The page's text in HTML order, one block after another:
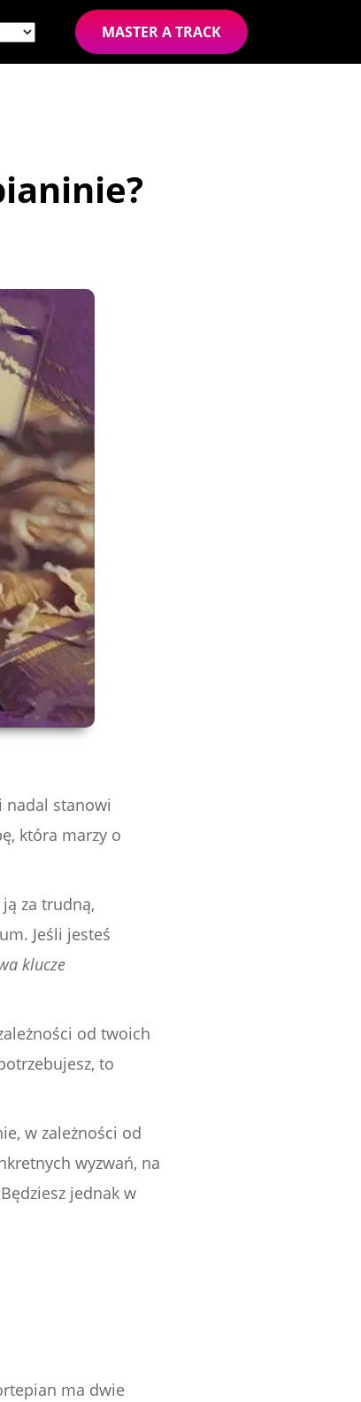
MASTER A TRACK
nadal stanowi
która marzy o
za trudną,
Jeśli jesteś
klucze
od twoich
to
w zależności od
wyzwań, na
jednak w
ma dwie